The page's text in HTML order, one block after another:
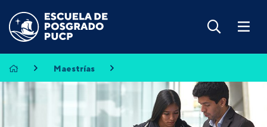
Maestrías